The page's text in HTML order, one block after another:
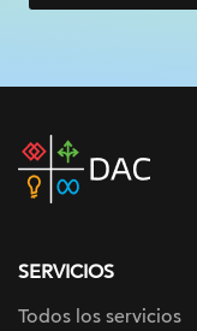
DAC
home
SERVICIOS
Todos los servicios